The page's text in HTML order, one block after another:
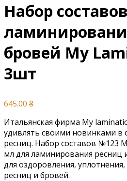
Набор
бровей My
3шт
645.00 ₴
Итальянская фирма My
удивлять своими новинками в
ресниц. Набор составов №123
мл для ламинирования ресниц
для оздоровления,
ресниц и бровей.